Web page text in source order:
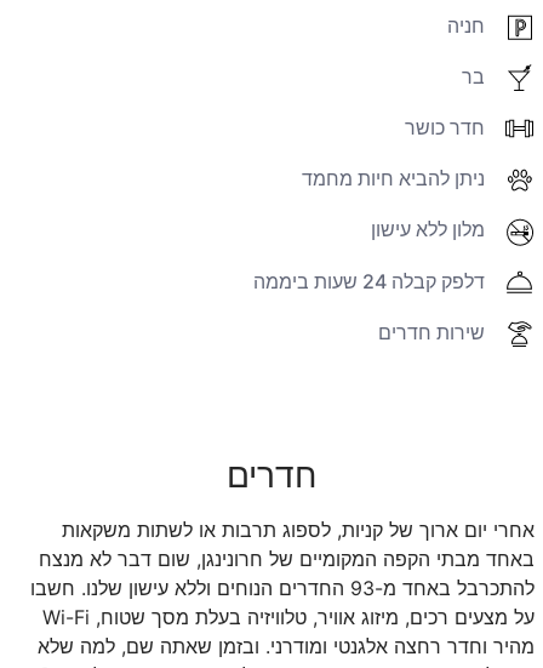
חניה
בר
חדר כושר
ניתן להביא חיות מחמד
מלון ללא עישון
דלפק קבלה 24 שעות ביממה
שירות חדרים
חדרים
אחרי יום ארוך של קניות, לספוג תרבות או לשתות משקאות
באחד מבתי הקפה המקומיים של חרונינגן, שום דבר לא מנצח
להתכרבל באחד מ-93 החדרים הנוחים וללא עישון שלנו. חשבו
על מצעים רכים, מיזוג אוויר, טלוויזיה בעלת מסך שטוח, Wi-Fi
מהיר וחדר רחצה אלגנטי ומודרני. ובזמן שאתה שם, למה שלא